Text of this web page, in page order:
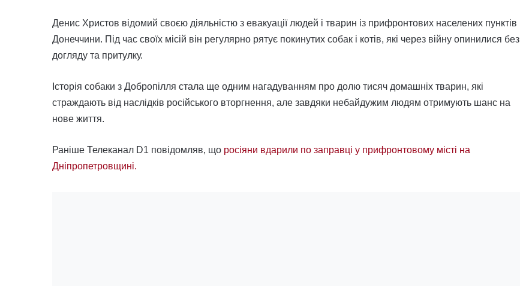
Денис Христов відомий своєю діяльністю з евакуації людей і тварин із прифронтових населених пунктів
Донеччини. Під час своїх місій він регулярно рятує покинутих собак і котів, які через війну опинилися без
догляду та притулку.
Історія собаки з Добропілля стала ще одним нагадуванням про долю тисяч домашніх тварин, які
страждають від наслідків російського вторгнення, але завдяки небайдужим людям отримують шанс на
нове життя.
Раніше Телеканал D1 повідомляв, що росіяни вдарили по заправці у прифронтовому місті на
Дніпропетровщині.